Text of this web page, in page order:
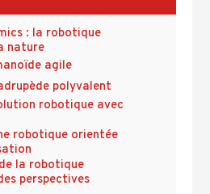
: la robotique
nature
agile
polyvalent
robotique avec
robotique orientée
la robotique
perspectives